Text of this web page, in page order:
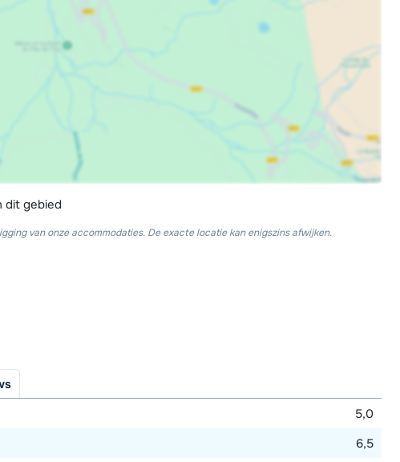
dit gebied
van onze accommodaties. De exacte locatie kan enigszins afwijken.
5,0
6,5